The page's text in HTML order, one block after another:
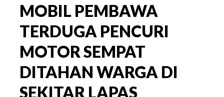
MOBIL PEMBAWA
TERDUGA PENCURI
MOTOR SEMPAT
DITAHAN WARGA DI
SEKITAR LAPAS